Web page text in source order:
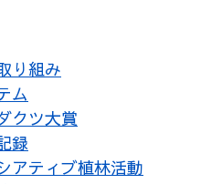
り組み
ム
クツ大賞
録
アティブ植林活動